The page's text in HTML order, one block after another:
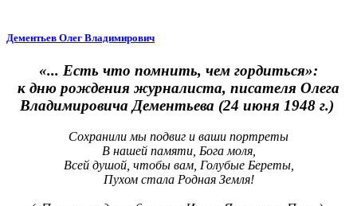
Дементьев Олег Владимирович
«... Есть что помнить, чем гордиться»:
к дню рождения журналиста, писателя Олега
Владимировича Дементьева (24 июня 1948 г.)
Сохранили мы подвиг и ваши портреты
В нашей памяти, Бога моля,
Всей душой, чтобы вам, Голубые Береты,
Пухом стала Родная Земля!